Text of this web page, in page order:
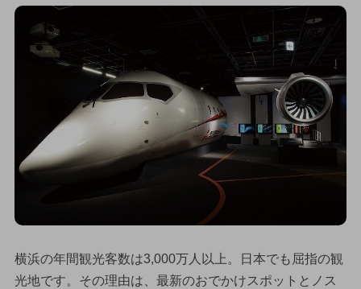
横浜の年間観光客数は3,000万人以上。日本でも屈指の観
光地です。その理由は、最新のおでかけスポットとノス